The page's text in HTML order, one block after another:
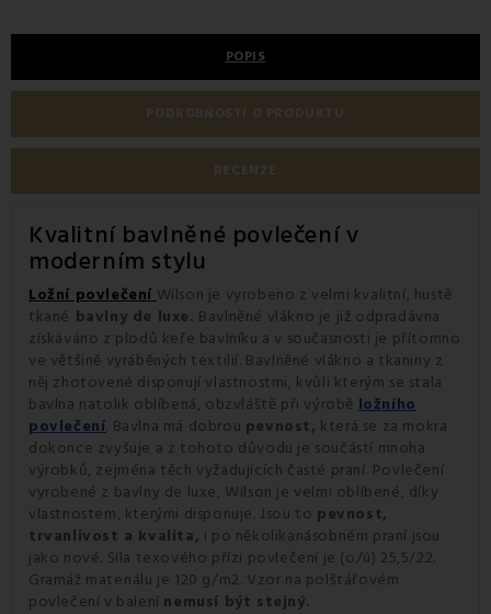
POPIS
PODROBNOSTI O PRODUKTU
RECENZE
Kvalitní bavlněné povlečení v
moderním stylu
Ložní povlečení Wilson je vyrobeno z velmi kvalitní, hustě
tkané bavlny de luxe. Bavlněné vlákno je již odpradávna
získáváno z plodů keře bavlníku a v současnosti je přítomno
ve většině vyráběných textilií. Bavlněné vlákno a tkaniny z
něj zhotovené disponují vlastnostmi, kvůli kterým se stala
bavlna natolik oblíbená, obzvláště při výrobě ložního
povlečení. Bavlna má dobrou pevnost, která se za mokra
dokonce zvyšuje a z tohoto důvodu je součástí mnoha
výrobků, zejména těch vyžadujících časté praní. Povlečení
vyrobené z bavlny de luxe, Wilson je velmi oblíbené, díky
vlastnostem, kterými disponuje. Jsou to pevnost,
trvanlivost a kvalita, i po několikanásobném praní jsou
jako nové. Síla texového přízi povlečení je (o/ú) 25,5/22.
Gramáž materiálu je 120 g/m2. Vzor na polštářovém
povlečení v balení nemusí být stejný.